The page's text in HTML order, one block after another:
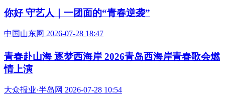
你好 守艺人｜一团面的“青春逆袭”
中国山东网 2026-07-28 18:47
青春赴山海 逐梦西海岸 2026青岛西海岸青春歌会燃
情上演
大众报业·半岛网 2026-07-28 10:54